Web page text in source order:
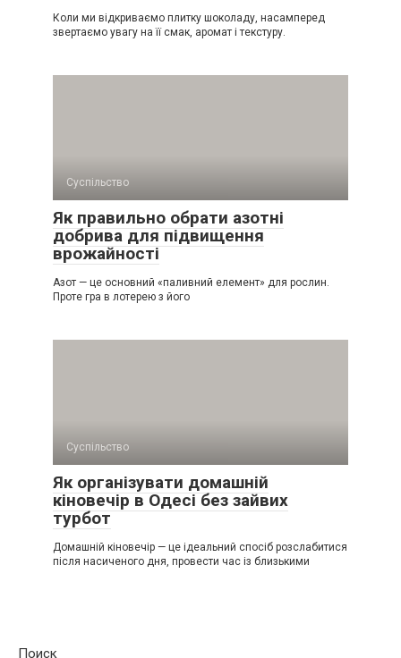
Коли ми відкриваємо плитку шоколаду, насамперед
звертаємо увагу на її смак, аромат і текстуру.
Суспільство
Як правильно обрати азотні
добрива для підвищення
врожайності
Азот — це основний «паливний елемент» для рослин.
Проте гра в лотерею з його
Суспільство
Як організувати домашній
кіновечір в Одесі без зайвих
турбот
Домашній кіновечір — це ідеальний спосіб розслабитися
після насиченого дня, провести час із близькими
Поиск